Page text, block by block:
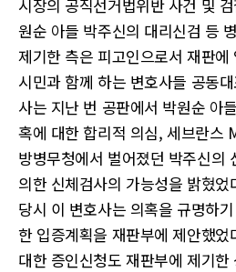
시장의 공직선거법위반 사건 및
원순 아들 박주신의 대리신검 등
제기한 측은 피고인으로서 재판에
시민과 함께 하는 변호사들 공동
사는 지난 번 공판에서 박원순 아
혹에 대한 합리적 의심, 세브란스
방병무청에서 벌어졌던 박주신의
의한 신체검사의 가능성을 밝혔었
당시 이 변호사는 의혹을 규명하
한 입증계획을 재판부에 제안했
대한 증인신청도 재판부에 제기한